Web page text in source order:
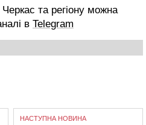
Черкас та регіону можна
в Telegram
НАСТУПНА НОВИНА